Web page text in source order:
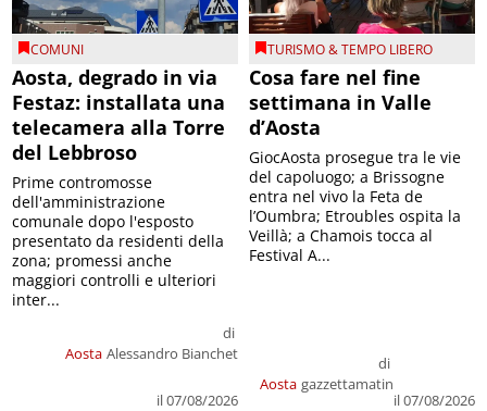
COMUNI
Aosta, degrado in via
Festaz: installata una
telecamera alla Torre
del Lebbroso
Aosta
di
Alessandro Bianchet
il 07/08/2026
Prime contromosse
dell'amministrazione
comunale dopo l'esposto
presentato da residenti della
zona; promessi anche
maggiori controlli e ulteriori
inter...
TURISMO & TEMPO LIBERO
Cosa fare nel fine
settimana in Valle
d’Aosta
Aosta
di
gazzettamatin
il 07/08/2026
GiocAosta prosegue tra le vie
del capoluogo; a Brissogne
entra nel vivo la Feta de
l’Oumbra; Etroubles ospita la
Veillà; a Chamois tocca al
Festival A...